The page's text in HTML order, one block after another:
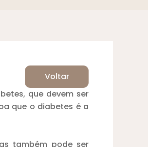
Voltar
que devem ser
que o diabetes é a
também pode ser